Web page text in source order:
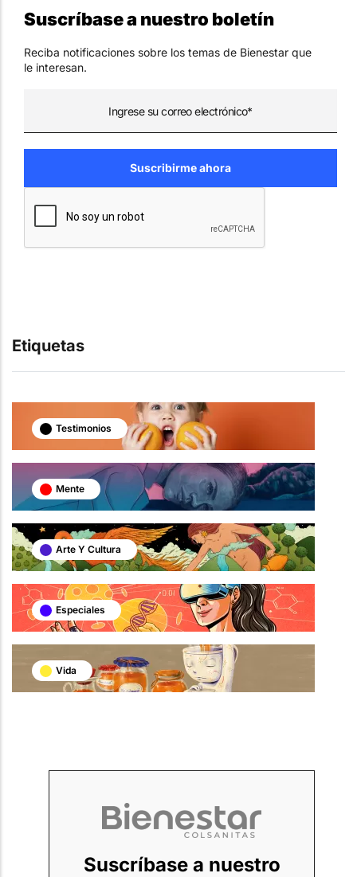
Suscríbase a nuestro boletín
Reciba notificaciones sobre los temas de Bienestar que
le interesan.
Etiquetas
Testimonios
Mente
Arte Y Cultura
Especiales
Vida
Suscríbase a nuestro